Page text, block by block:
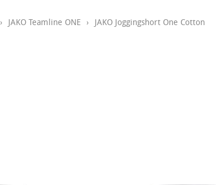
› JAKO Teamline ONE › JAKO Joggingshort One Cotton